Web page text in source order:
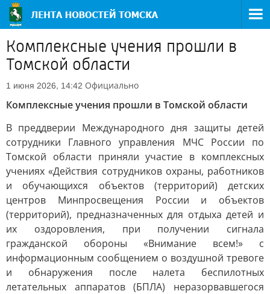
Комплексные учения прошли в
Томской области
1 июня 2026, 14:42 Официально
Комплексные учения прошли в Томской области
В преддверии Международного дня защиты детей
сотрудники Главного управления МЧС России по
Томской области приняли участие в комплексных
учениях «Действия сотрудников охраны, работников
и обучающихся объектов (территорий) детских
центров Минпросвещения России и объектов
(территорий), предназначенных для отдыха детей и
их оздоровления, при получении сигнала
гражданской обороны «Внимание всем!» с
информационным сообщением о воздушной тревоге
и обнаружения после налета беспилотных
летательных аппаратов (БПЛА) неразорвавшегося